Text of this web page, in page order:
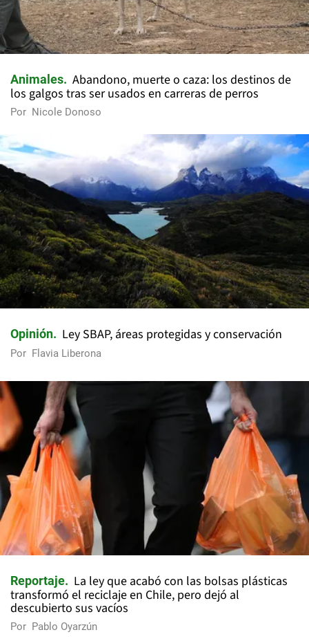
Animales
Abandono, muerte o caza: los destinos de
los galgos tras ser usados en carreras de perros
Por Nicole Donoso
Opinión Ley SBAP, áreas protegidas y conservación
Por Flavia Liberona
Reportaje
La ley que acabó con las bolsas plásticas
transformó el reciclaje en Chile, pero dejó al
descubierto sus vacíos
Por Pablo Oyarzún